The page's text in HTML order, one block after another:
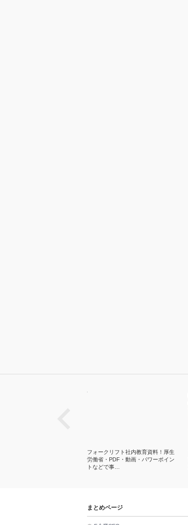
フォークリフト社内教育資料！厚生
労働省・PDF・動画・パワーポイン
トなどで事…
まとめページ